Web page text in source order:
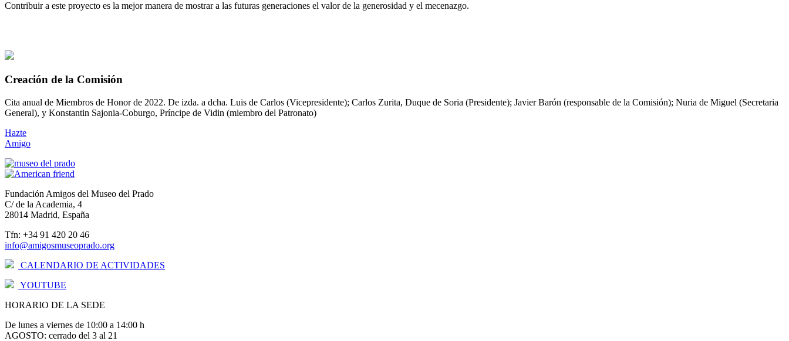
Contribuir a este proyecto es la mejor manera de mostrar a las futuras generaciones el valor de la generosidad y el mecenazgo.
Creación de la Comisión
Cita anual de Miembros de Honor de 2022. De izda. a dcha. Luis de Carlos (Vicepresidente); Carlos Zurita, Duque de Soria (Presidente); Javier Barón (responsable de la Comisión); Nuria de Miguel (Secretaria
General), y Konstantin Sajonia-Coburgo, Príncipe de Vidin (miembro del Patronato)
Hazte
Amigo
Fundación Amigos del Museo del Prado
C/ de la Academia, 4
28014 Madrid, España
Tfn: +34 91 420 20 46
info@amigosmuseoprado.org
CALENDARIO DE ACTIVIDADES
YOUTUBE
HORARIO DE LA SEDE
De lunes a viernes de 10:00 a 14:00 h
AGOSTO: cerrado del 3 al 21